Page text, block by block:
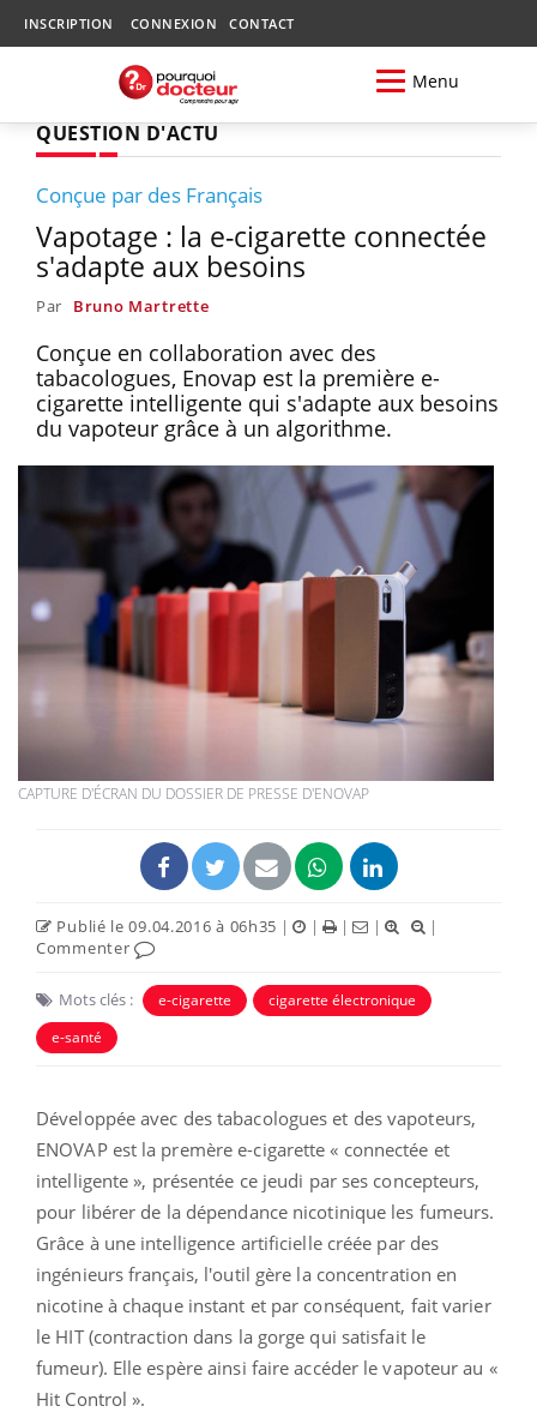
INSCRIPTION CONNEXION CONTACT
Menu
QUESTION D'ACTU
Conçue par des Français
Vapotage : la e-cigarette connectée
s'adapte aux besoins
Par Bruno Martrette
Conçue en collaboration avec des
tabacologues, Enovap est la première e-
cigarette intelligente qui s'adapte aux besoins
du vapoteur grâce à un algorithme.
CAPTURE D'ÉCRAN DU DOSSIER DE PRESSE D'ENOVAP
Publié le 09.04.2016 à 06h35 | | | |
|
Commenter
Mots clés : e-cigarette
cigarette électronique
e-santé
Développée avec des tabacologues et des vapoteurs,
ENOVAP est la premère e-cigarette « connectée et
intelligente », présentée ce jeudi par ses concepteurs,
pour libérer de la dépendance nicotinique les fumeurs.
Grâce à une intelligence artificielle créée par des
ingénieurs français, l'outil gère la concentration en
nicotine à chaque instant et par conséquent, fait varier
le HIT (contraction dans la gorge qui satisfait le
fumeur). Elle espère ainsi faire accéder le vapoteur au «
Hit Control ».